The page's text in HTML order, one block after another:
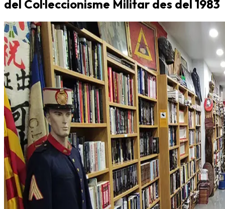
del Col·leccionisme Militar des del 1983